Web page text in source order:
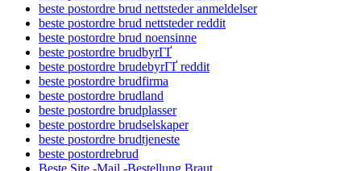
beste postordre brud nettsteder anmeldelser
beste postordre brud nettsteder reddit
beste postordre brud noensinne
beste postordre brudbyrГҐ
beste postordre brudebyrГҐ reddit
beste postordre brudfirma
beste postordre brudland
beste postordre brudplasser
beste postordre brudselskaper
beste postordre brudtjeneste
beste postordrebrud
Beste Site -Mail -Bestellung Braut